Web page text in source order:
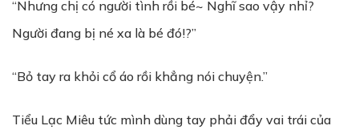
“Nhưng chị có người tình rồi bé~ Nghĩ sao vậy nhỉ?
Người đang bị né xa là bé đó!?”
“Bỏ tay ra khỏi cổ áo rồi khẳng nói chuyện.”
Tiểu Lạc Miêu tức mình dùng tay phải đẩy vai trái của